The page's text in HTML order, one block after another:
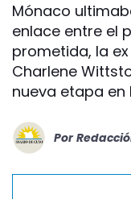
Mónaco
enlace entre el
prometida, la
Charlene
nueva etapa en
Por